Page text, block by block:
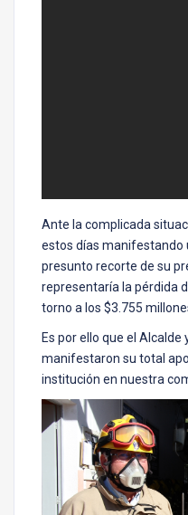
Ante la complicada
estos días manifestando
presunto recorte de su
representaría la pérdida
torno a los $3.755
Es por ello que el Alcalde
manifestaron su total
institución en nuestra